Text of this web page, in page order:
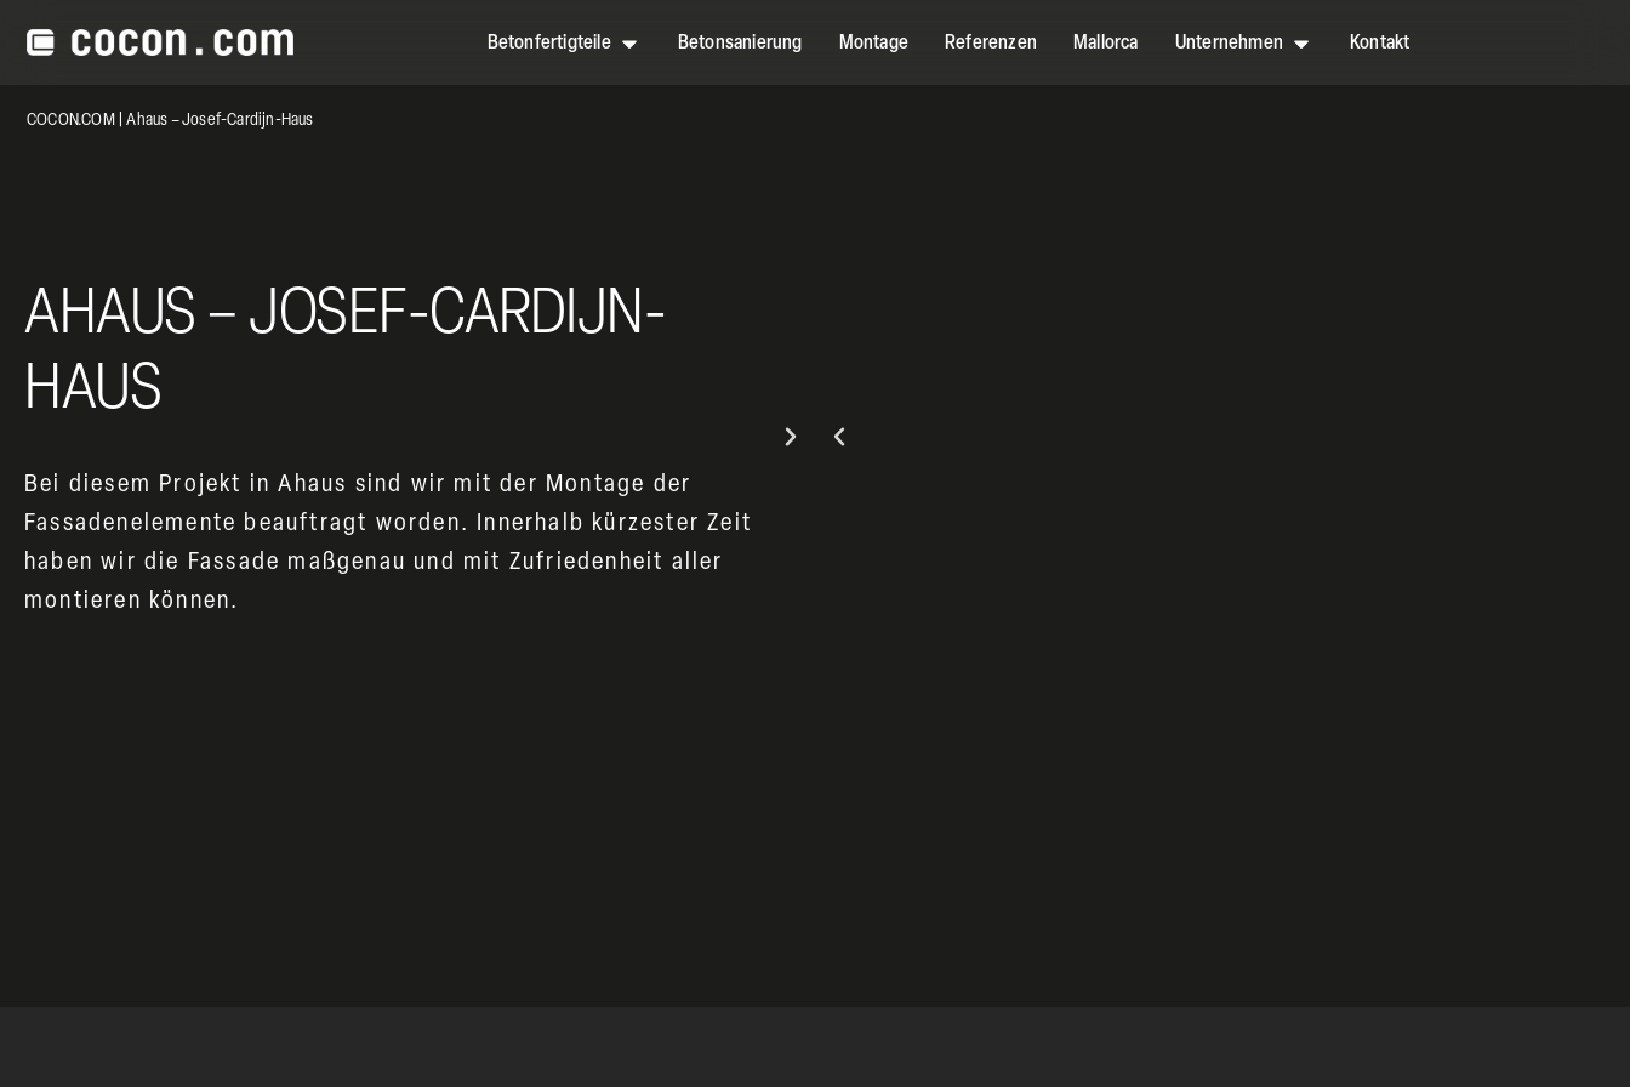
Betonfertigteile Betonsanierung Montage Referenzen Mallorca Unternehmen Kontakt
COCON.COM|Ahaus – Josef-Cardijn-Haus
AHAUS – JOSEF-CARDIJN-
HAUS
Bei diesem Projekt in Ahaus sind wir mit der Montage der
Fassadenelemente beauftragt worden. Innerhalb kürzester Zeit
haben wir die Fassade maßgenau und mit Zufriedenheit aller
montieren können.